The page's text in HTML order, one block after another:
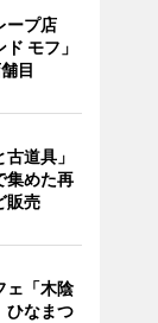
ープ店
モフ」
目
道具」
めた再
販売
ェ「木陰
なまつ